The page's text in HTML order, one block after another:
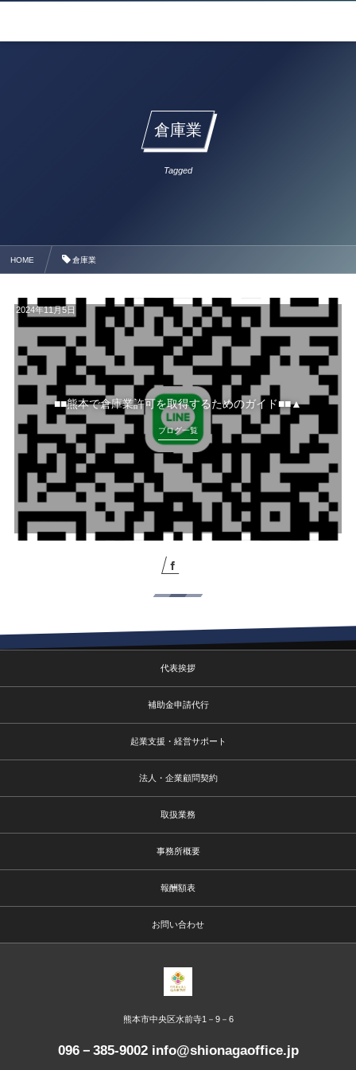
倉庫業
Tagged
HOME 倉庫業
■■熊本で倉庫業許可を取得するためのガイド■■▲
2024年11月5日
ブログ一覧
代表挨拶
補助金申請代行
起業支援・経営サポート
法人・企業顧問契約
取扱業務
事務所概要
報酬額表
お問い合わせ
熊本市中央区水前寺1－9－6
096－385-9002 info@shionagaoffice.jp